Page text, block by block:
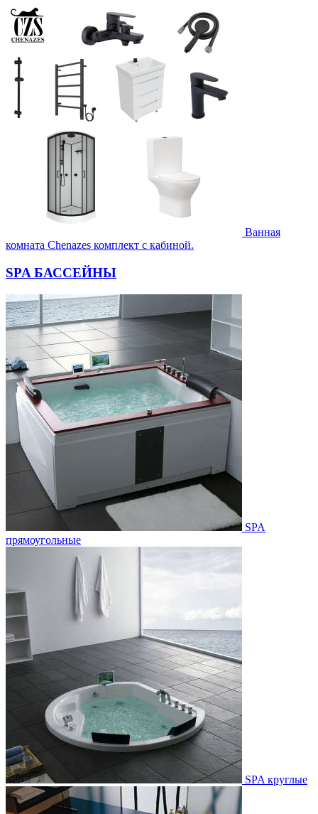
Ванная
комната Chenazes комплект с кабиной.
SPA БАССЕЙНЫ
SPA
прямоугольные
SPA круглые